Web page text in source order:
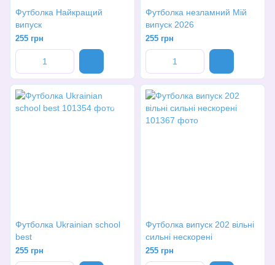
Футболка Найкращий
випуск
255 грн
Футболка незламний Мій
випуск 2026
255 грн
Футболка Ukrainian school
best
255 грн
Футболка випуск 202 вільні
сильні нескорені
255 грн